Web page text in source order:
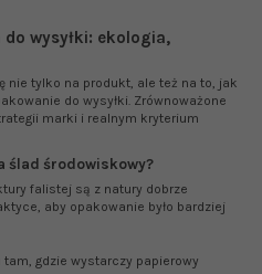
wysyłki: ekologia,
nie tylko na produkt, ale też na to, jak
do wysyłki. Zrównoważone
marki i realnym kryterium
ślad środowiskowy?
falistej są z natury dobrze
aby opakowanie było bardziej
gdzie wystarczy papierowy